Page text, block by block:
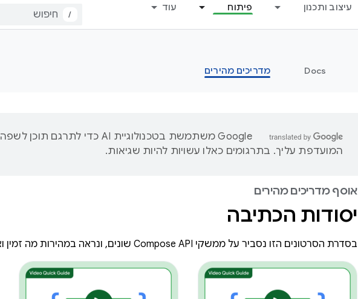
עיצוב ותכנון פיתוח עוד
/
Docs מדריכים מהירים
‫Google משתמשת בטכנולוגיית AI כדי לתרגם תוכן לשפה
המועדפת עליך. בתרגומים כאלו עשויות להיות שגיאות.
אוסף מדריכים מהירים
יסודות הכתיבה
בסדרת הסרטונים הזו נסביר על ממשקי Compose API שונים, ונראה במהירות מה זמין ואיך משתמשים בהם.